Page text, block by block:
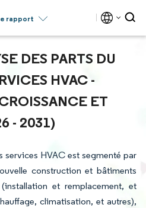
rapport
DES PARTS DU
HVAC -
ET
- 2031)
services HVAC est segmenté par
construction et bâtiments
et remplacement, et
climatisation, et autres),